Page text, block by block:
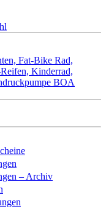
Fat-Bike Rad,
Kinderrad,
BOA
– Archiv